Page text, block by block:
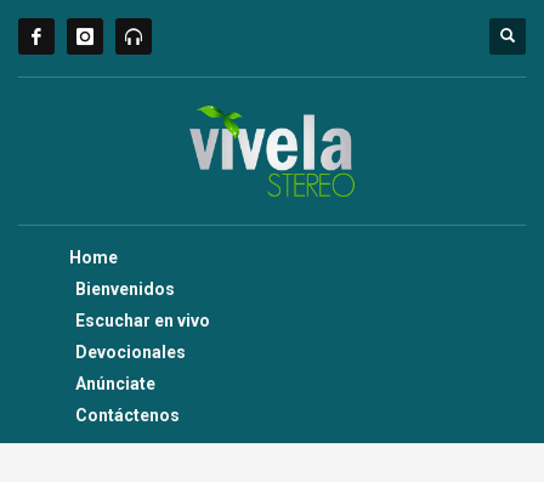
Home
Bienvenidos
Escuchar en vivo
Devocionales
Anúnciate
Contáctenos